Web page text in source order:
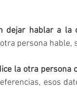
dejar hablar a la
persona hable,
la otra persona
esos